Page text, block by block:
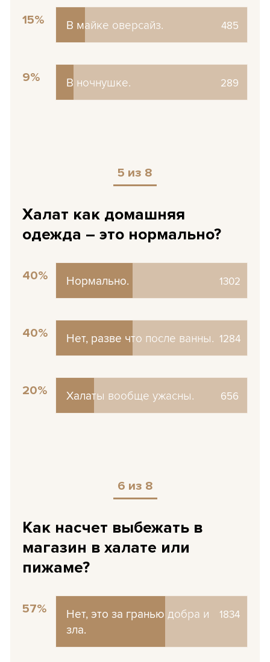
15% 485
В майке оверсайз.
В майке оверсайз.
9% 289
В ночнушке.
В ночнушке.
5 из 8
Халат как домашняя
одежда – это нормально?
40% 1302
Нормально.
Нормально.
40% 1284
Нет, разве что после ванны.
Нет, разве что после ванны.
20% 656
Халаты вообще ужасны.
Халаты вообще ужасны.
6 из 8
Как насчет выбежать в
магазин в халате или
пижаме?
57% 1834
Нет, это за гранью добра и
зла.
Нет, это за гранью добра и
зла.